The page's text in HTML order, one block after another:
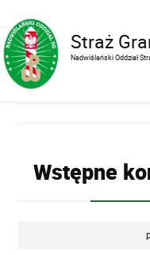
Straż
Nadwiślański Oddział
Wstępne